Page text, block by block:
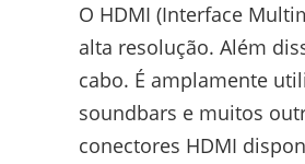
O HDMI (Interface
alta resolução. Além
cabo. É amplamente
soundbars e muitos
conectores HDMI